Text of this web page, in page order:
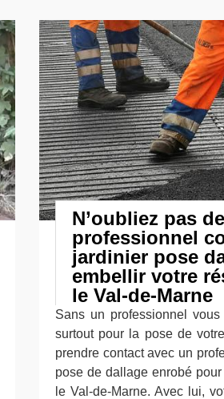
N’oubliez pas
professionnel
jardinier pose
embellir votre
le Val-de-Marne
Sans un professionnel
surtout pour la pose de
prendre contact avec un
pose de dallage enrobé
le Val-de-Marne. Avec lui,